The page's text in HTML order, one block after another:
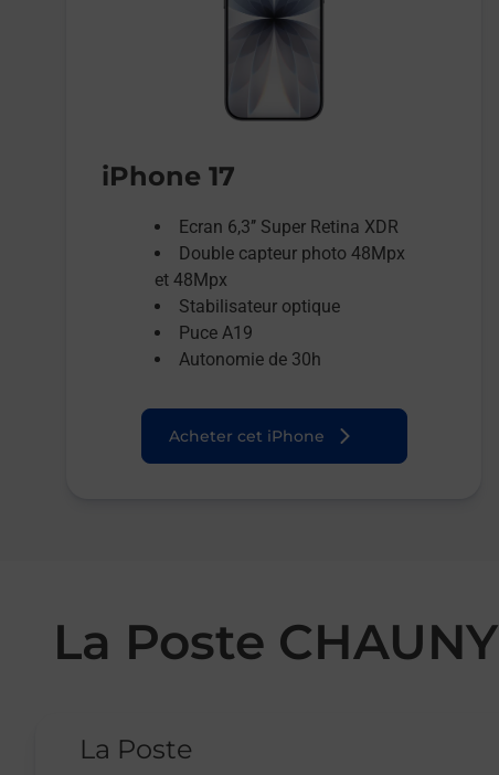
iPhone 17
Ecran 6,3’’ Super Retina XDR
Double capteur photo 48Mpx
et 48Mpx
Stabilisateur optique
Puce A19
Autonomie de 30h
Acheter cet iPhone
La Poste CHAUNY
La Poste